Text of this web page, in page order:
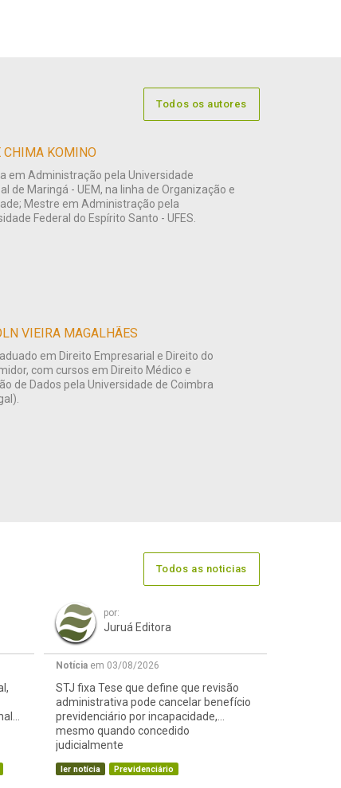
Todos os autores
CHIMA KOMINO
em Administração pela Universidade
de Maringá - UEM, na linha de Organização e
Mestre em Administração pela
Federal do Espírito Santo - UFES.
VIEIRA MAGALHÃES
em Direito Empresarial e Direito do
com cursos em Direito Médico e
de Dados pela Universidade de Coimbra
Todos as noticias
por:
Juruá Editora
Notíciaem 03/08/2026
STJ fixa Tese que define que revisão
administrativa pode cancelar benefício
previdenciário por incapacidade,
mesmo quando concedido
judicialmente
ler notícia Previdenciário